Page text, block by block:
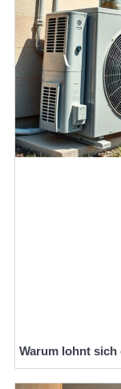
Warum lohnt sich